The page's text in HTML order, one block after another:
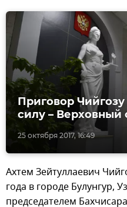
25 октября 2017, 16:49
Приговор
силу – Верховный
Ахтем Зейтуллаевич
года в городе Булунгур,
председателем